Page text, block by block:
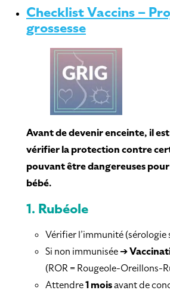
Checklist Vaccins –
grossesse
Avant de devenir enceinte, il
vérifier la protection contre
pouvant être dangereuses
bébé.
1. Rubéole
Vérifier l’immunité (sérologie
Si non immunisée ➔
(ROR = Rougeole-Oreillons-
Attendre1 moisavant de